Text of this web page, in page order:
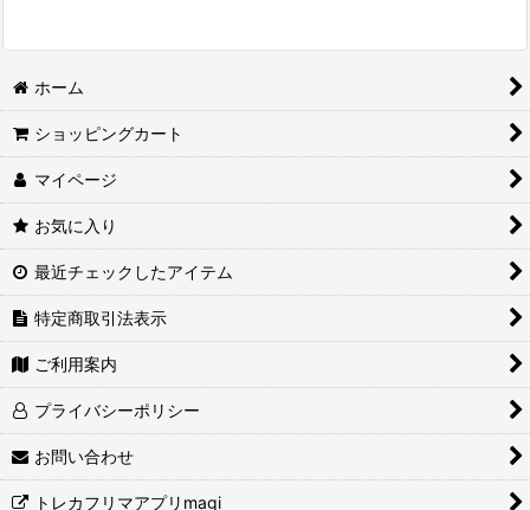
ホーム
ショッピングカート
マイページ
お気に入り
最近チェックしたアイテム
特定商取引法表示
ご利用案内
プライバシーポリシー
お問い合わせ
トレカフリマアプリmagi